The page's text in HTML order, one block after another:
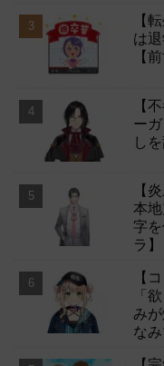
【
は
【
【
ー
し
【
本
字
ラ】
【
「
み
なみ